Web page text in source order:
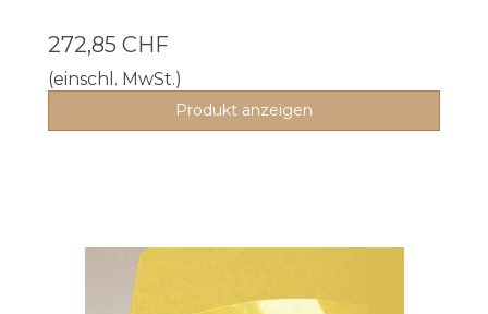
272,85 CHF
(einschl. MwSt.)
Produkt anzeigen